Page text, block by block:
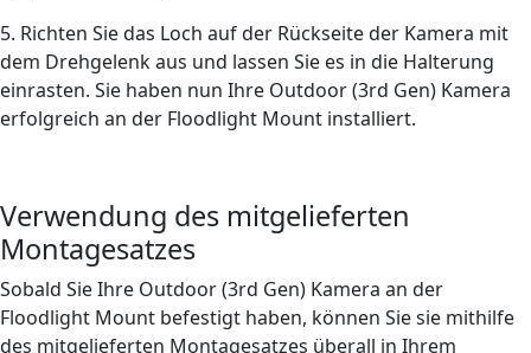
5. Richten Sie das Loch auf der Rückseite der Kamera mit
dem Drehgelenk aus und lassen Sie es in die Halterung
einrasten. Sie haben nun Ihre Outdoor (3rd Gen) Kamera
erfolgreich an der Floodlight Mount installiert.
Verwendung des mitgelieferten
Montagesatzes
Sobald Sie Ihre Outdoor (3rd Gen) Kamera an der
Floodlight Mount befestigt haben, können Sie sie mithilfe
des mitgelieferten Montagesatzes überall in Ihrem